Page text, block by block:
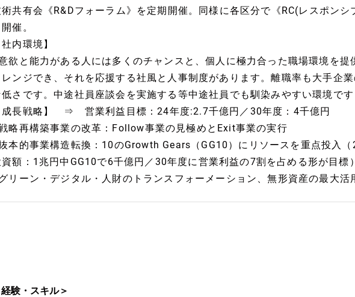
共有会《R&Dフォーラム》を定期開催。同様に各区分で《RC(レスポンシ
催。
内環境】
欲と能力がある人には多くのチャンスと、個人に極力合った職場環境を提
ンジでき、それを応援する社風と人事制度があります。離職率も大手企
さです。中途社員座談会を実施する等中途社員でも馴染みやすい環境です
成長戦略】 ⇒ 営業利益目標：24年度:2.7千億円／30年度：4千億円
略再構築事業の改革：Follow事業の見極めとExit事業の実行
本的事業構造転換：10のGrowth Gears（GG10）にリソースを重点投入
額：1兆円中GG10で6千億円／30年度に営業利益の7割を占める形が目標）
リーン・デジタル・人財のトランスフォーメーション、無形資産の最大活
験・スキル＞